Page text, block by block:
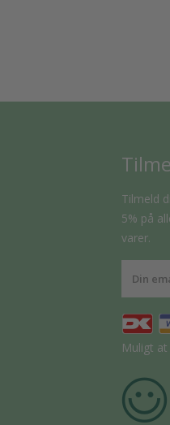
Tilmeld
5% på
varer.
Muligt